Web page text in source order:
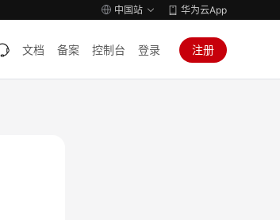
中国站 华为云App
文档 备案 控制台 登录 注册